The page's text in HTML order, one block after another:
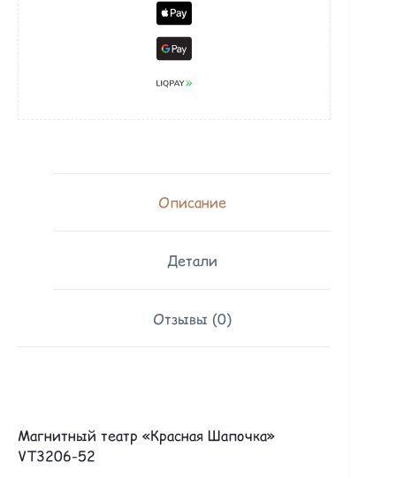
Описание
Детали
Отзывы (0)
Магнитный театр «Красная Шапочка»
VT3206-52